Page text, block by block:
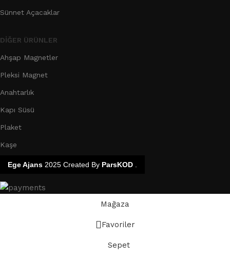
Sünnet Açacaklar
DIĞER ÜRÜNLER
Ahşap Magnetler
Pleksi Magnet
Anahtarlık
Kapı Süsü
Plaket
Kaşe
Ege Ajans 2025 Created By ParsKOD
Mağaza
Favoriler
Sepet